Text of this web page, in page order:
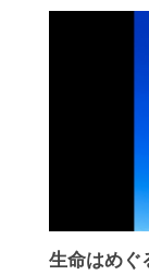
生命はめぐ